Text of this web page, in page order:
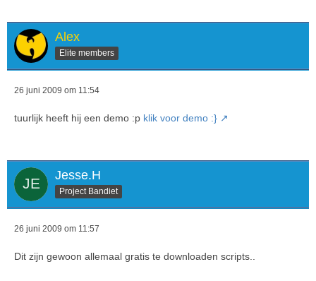
Alex
Elite members
26 juni 2009 om 11:54
tuurlijk heeft hij een demo :p klik voor demo :}
Jesse.H
Project Bandiet
26 juni 2009 om 11:57
Dit zijn gewoon allemaal gratis te downloaden scripts..